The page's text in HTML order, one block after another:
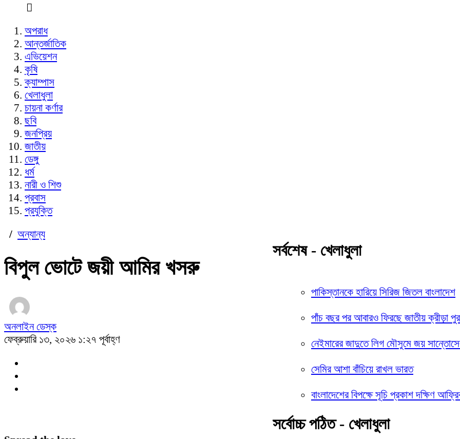
অপরাধ
আন্তর্জাতিক
এভিয়েশন
কৃষি
ক্যাম্পাস
খেলাধুলা
চায়না কর্ণার
ছবি
জনপ্রিয়
জাতীয়
ডেঙ্গু
ধর্ম
নারী ও শিশু
প্রবাস
প্রযুক্তি
/ অন্যান্য
বিপুল ভোটে জয়ী আমির খসরু
অনলাইন ডেস্ক
ফেব্রুয়ারি ১৩, ২০২৬ ১:২৭ পূর্বাহ্ণ
সর্বশেষ - খেলাধুলা
পাকিস্তানকে হারিয়ে সিরিজ জিতল বাংলাদেশ
পাঁচ বছর পর আবারও ফিরছে জাতীয় ক্রীড়া
নেইমারের জাদুতে লিগ মৌসুমে জয়
সেমির আশা বাঁচিয়ে রাখল ভারত
বাংলাদেশের বিপক্ষে সূচি প্রকাশ দক্ষিণ
সর্বোচ্চ পঠিত - খেলাধুলা